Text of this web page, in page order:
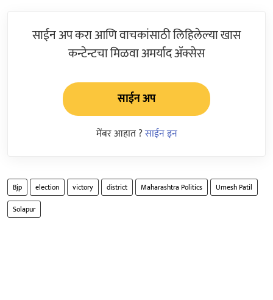
साईन अप करा आणि वाचकांसाठी लिहिलेल्या खास
कन्टेन्टचा मिळवा अमर्याद ॲक्सेस
साईन अप
मेंबर आहात ?साईन इन
Bjp election victory district Maharashtra Politics
Umesh Patil
Solapur